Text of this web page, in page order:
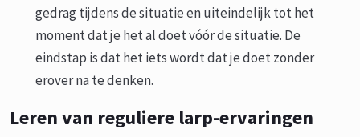
gedrag tijdens de situatie en uiteindelijk tot het
moment dat je het al doet vóór de situatie. De
eindstap is dat het iets wordt dat je doet zonder
erover na te denken.
Leren van reguliere larp-ervaringen